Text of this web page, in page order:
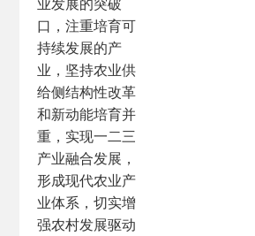
口，注重培育可
持续发展的产
业，坚持农业供
给侧结构性改革
和新动能培育并
重，实现一二三
产业融合发展，
形成现代农业产
业体系，切实增
强农村发展驱动